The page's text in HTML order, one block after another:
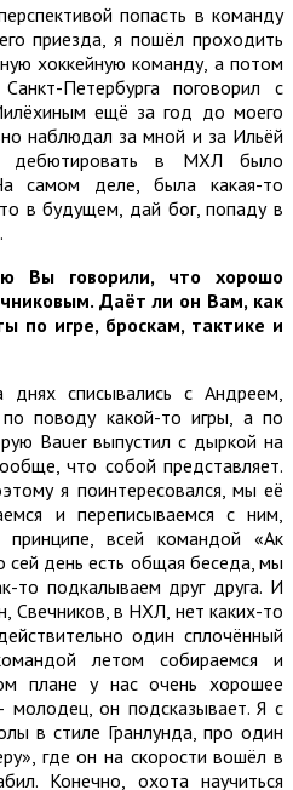
попасть в команду
приезда, я пошёл проходить
хоккейную команду, а потом
Петербурга поговорил с
ещё за год до моего
наблюдал за мной и за Ильёй
дебютировать в МХЛ было
самом деле, была какая-то
в будущем, дай бог, попаду в
Вы говорили, что хорошо
Даёт ли он Вам, как
по игре, броскам, тактике и
списывались с Андреем,
по поводу какой-то игры, а по
Bauer выпустил с дыркой на
что собой представляет.
я поинтересовался, мы её
и переписываемся с ним,
всей командой «Ак
сей день есть общая беседа, мы
то подкалываем друг друга. И
Свечников, в НХЛ, нет каких-то
один сплочённый
летом собираемся и
плане у нас очень хорошее
молодец, он подсказывает. Я с
в стиле Гранлунда, про один
где он на скорости вошёл в
Конечно, охота научиться